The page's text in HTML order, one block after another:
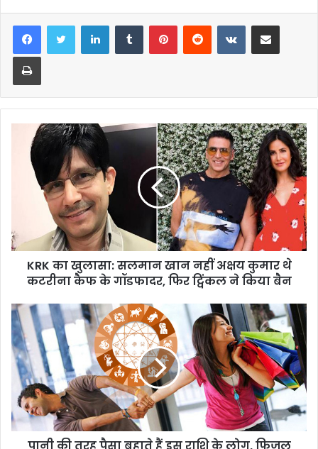
LinkedInTumblr PinterestReddit VKontakteShare via Email
Print
KRK का खुलासा: सलमान खान नहीं अक्षय कुमार थे
कटरीना कैफ के गॉडफादर, फिर ट्विंकल ने किया बैन